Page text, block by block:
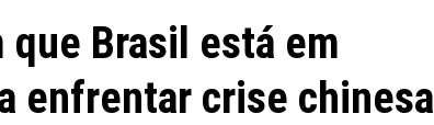
Brasil está em
enfrentar crise chinesa